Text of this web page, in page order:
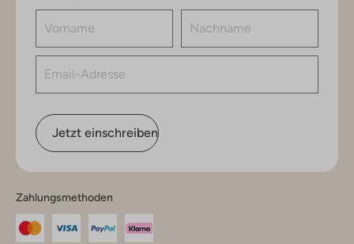
Jetzt einschreiben
Zahlungsmethoden